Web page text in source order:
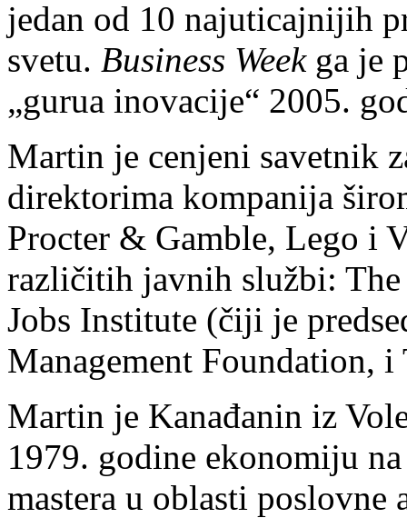
jedan od 10 najuticajnijih
svetu. Business Weekga je
„gurua inovacije“ 2005.
Martin je cenjeni savetnik
direktorima kompanija
Procter & Gamble, Lego i
različitih javnih službi:
Jobs Institute (čiji je
Management Foundation,
Martin je Kanađanin iz
1979. godine ekonomiju
mastera u oblasti poslovne